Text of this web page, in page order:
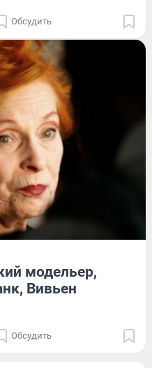
Обсудить
модельер,
Вивьен
Обсудить